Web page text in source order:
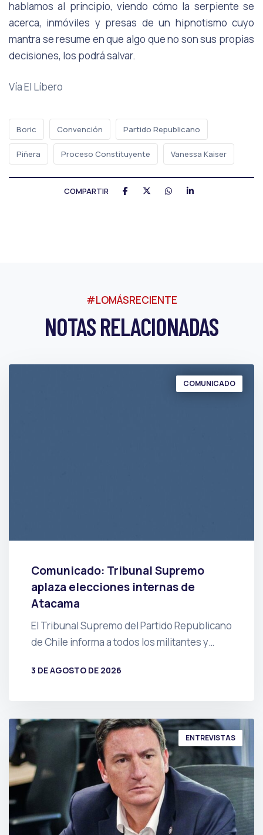
hablamos al principio, viendo cómo la serpiente se
acerca, inmóviles y presas de un hipnotismo cuyo
mantra se resume en que algo que no son sus propias
decisiones, los podrá salvar.
Vía El Líbero
Boric Convención Partido Republicano
Piñera Proceso Constituyente Vanessa Kaiser
COMPARTIR
#LOMÁSRECIENTE
NOTAS RELACIONADAS
COMUNICADO
Comunicado: Tribunal Supremo
aplaza elecciones internas de
Atacama
El Tribunal Supremo del Partido Republicano
de Chile informa a todos los militantes y…
3 DE AGOSTO DE 2026
ENTREVISTAS